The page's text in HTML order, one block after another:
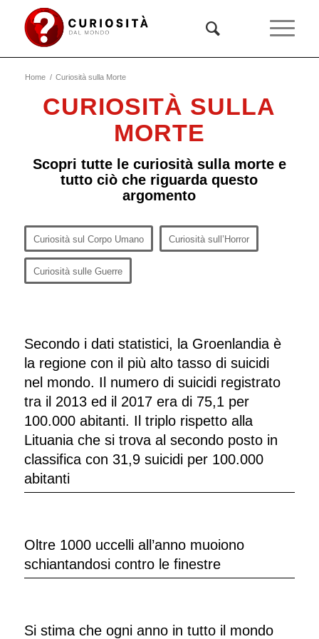
Home / Curiosità sulla Morte
CURIOSITÀ SULLA
MORTE
Scopri tutte le curiosità sulla morte e
tutto ciò che riguarda questo
argomento
Curiosità sul Corpo Umano Curiosità sull’Horror
Curiosità sulle Guerre
Secondo i dati statistici, la Groenlandia è
la regione con il più alto tasso di suicidi
nel mondo. Il numero di suicidi registrato
tra il 2013 ed il 2017 era di 75,1 per
100.000 abitanti. Il triplo rispetto alla
Lituania che si trova al secondo posto in
classifica con 31,9 suicidi per 100.000
abitanti
Oltre 1000 uccelli all’anno muoiono
schiantandosi contro le finestre
Si stima che ogni anno in tutto il mondo